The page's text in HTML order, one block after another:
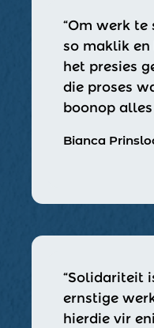
“Om werk
so maklik en
het presies
die proses
boonop
Bianca
“Solidariteit
ernstige
hierdie vir